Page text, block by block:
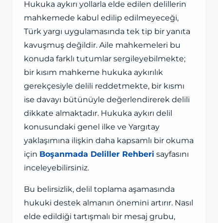
Hukuka aykırı yollarla elde edilen delillerin
mahkemede kabul edilip edilmeyeceği,
Türk yargı uygulamasında tek tip bir yanıta
kavuşmuş değildir. Aile mahkemeleri bu
konuda farklı tutumlar sergileyebilmekte;
bir kısım mahkeme hukuka aykırılık
gerekçesiyle delili reddetmekte, bir kısmı
ise davayı bütünüyle değerlendirerek delili
dikkate almaktadır. Hukuka aykırı delil
konusundaki genel ilke ve Yargıtay
yaklaşımına ilişkin daha kapsamlı bir okuma
için Boşanmada Deliller Rehberi sayfasını
inceleyebilirsiniz.
Bu belirsizlik, delil toplama aşamasında
hukuki destek almanın önemini artırır. Nasıl
elde edildiği tartışmalı bir mesaj grubu,